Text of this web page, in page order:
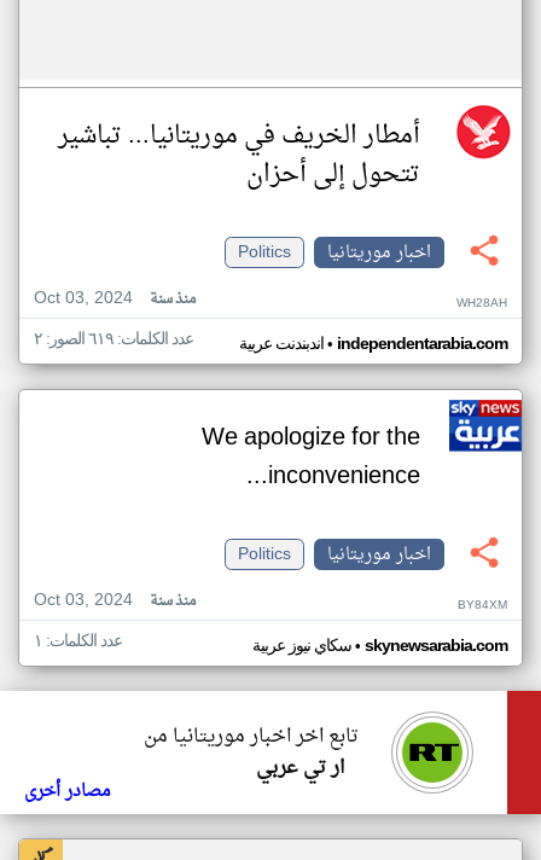
أمطار الخريف في موريتانيا... تباشير
تتحول إلى أحزان
اخبار موريتانيا
Politics
Oct 03, 2024
منذ سنة WH28AH
اندبندنت عربية• independentarabia.com عدد الكلمات: ٦١٩ الصور: ٢
We apologize for the
inconvenience...
اخبار موريتانيا
Politics
Oct 03, 2024
منذ سنة BY84XM
سكاي نيوز عربية• skynewsarabia.com عدد الكلمات: ١
تابع اخر اخبار موريتانيا من
ار تي عربي
مصادر أخرى